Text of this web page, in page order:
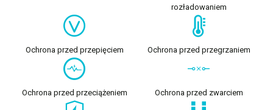
rozładowaniem
Ochrona przed przepięciem Ochrona przed przegrzaniem
Ochrona przed przeciążeniem Ochrona przed zwarciem